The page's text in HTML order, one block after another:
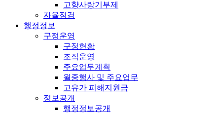
고향사랑기부제
자율점검
행정정보
구정운영
구정현황
조직운영
주요업무계획
월중행사 및 주요업무
고유가 피해지원금
정보공개
행정정보공개